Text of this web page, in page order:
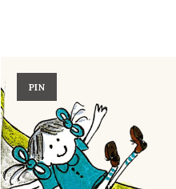
PIN